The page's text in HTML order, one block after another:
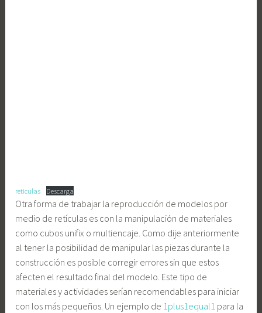
reticulas Descarga
Otra forma de trabajar la reproducción de modelos por
medio de retículas es con la manipulación de materiales
como cubos unifix o multiencaje. Como dije anteriormente
al tener la posibilidad de manipular las piezas durante la
construcción es posible corregir errores sin que estos
afecten el resultado final del modelo. Este tipo de
materiales y actividades serían recomendables para iniciar
con los más pequeños. Un ejemplo de 1plus1equal1 para la